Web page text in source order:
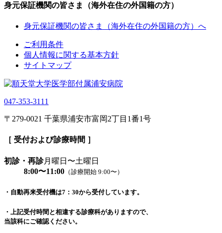
身元保証機関の皆さま（海外在住の外国籍の方）
身元保証機関の皆さま（海外在住の外国籍の方）へ
ご利用条件
個人情報に関する基本方針
サイトマップ
047-353-3111
〒279-0021 千葉県浦安市富岡2丁目1番1号
［ 受付および診療時間 ］
初診・再診月曜日〜土曜日
8:00〜11:00 （診療開始 9:00〜）
・自動再来受付機は7：30から受付しています。
・上記受付時間と相違する診療科がありますので、
当該科にご確認ください。